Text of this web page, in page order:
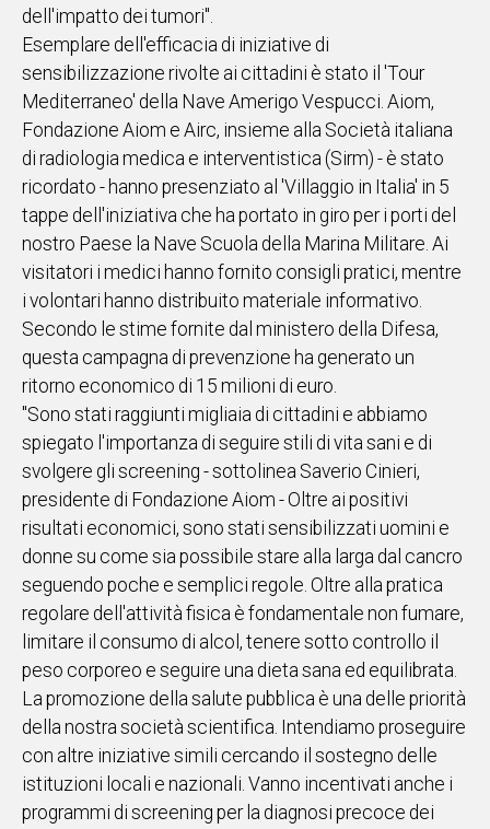
dell'impatto dei tumori".
Esemplare dell'efficacia di iniziative di
sensibilizzazione rivolte ai cittadini è stato il 'Tour
Mediterraneo' della Nave Amerigo Vespucci. Aiom,
Fondazione Aiom e Airc, insieme alla Società italiana
di radiologia medica e interventistica (Sirm) - è stato
ricordato - hanno presenziato al 'Villaggio in Italia' in 5
tappe dell'iniziativa che ha portato in giro per i porti del
nostro Paese la Nave Scuola della Marina Militare. Ai
visitatori i medici hanno fornito consigli pratici, mentre
i volontari hanno distribuito materiale informativo.
Secondo le stime fornite dal ministero della Difesa,
questa campagna di prevenzione ha generato un
ritorno economico di 15 milioni di euro.
"Sono stati raggiunti migliaia di cittadini e abbiamo
spiegato l'importanza di seguire stili di vita sani e di
svolgere gli screening - sottolinea Saverio Cinieri,
presidente di Fondazione Aiom - Oltre ai positivi
risultati economici, sono stati sensibilizzati uomini e
donne su come sia possibile stare alla larga dal cancro
seguendo poche e semplici regole. Oltre alla pratica
regolare dell'attività fisica è fondamentale non fumare,
limitare il consumo di alcol, tenere sotto controllo il
peso corporeo e seguire una dieta sana ed equilibrata.
La promozione della salute pubblica è una delle priorità
della nostra società scientifica. Intendiamo proseguire
con altre iniziative simili cercando il sostegno delle
istituzioni locali e nazionali. Vanno incentivati anche i
programmi di screening per la diagnosi precoce dei